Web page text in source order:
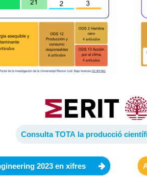
Consulta TOTA la producció
2023 en xifres